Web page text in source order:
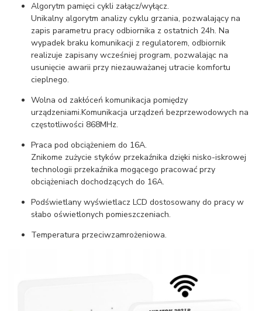
Algorytm pamięci cykli załącz/wyłącz.
Unikalny algorytm analizy cyklu grzania, pozwalający na
zapis parametru pracy odbiornika z ostatnich 24h. Na
wypadek braku komunikacji z regulatorem, odbiornik
realizuje zapisany wcześniej program, pozwalając na
usunięcie awarii przy niezauważanej utracie komfortu
cieplnego.
Wolna od zakłóceń komunikacja pomiędzy
urządzeniami.Komunikacja urządzeń bezprzewodowych na
częstotliwości 868MHz.
Praca pod obciążeniem do 16A.
Znikome zużycie styków przekaźnika dzięki nisko-iskrowej
technologii przekaźnika mogącego pracować przy
obciążeniach dochodzących do 16A.
Podświetlany wyświetlacz LCD dostosowany do pracy w
słabo oświetlonych pomieszczeniach.
Temperatura przeciwzamrożeniowa.